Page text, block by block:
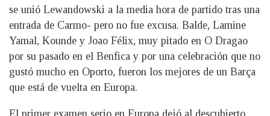
se unió Lewandowski a la media hora de partido tras una
entrada de Carmo- pero no fue excusa. Balde, Lamine
Yamal, Kounde y Joao Félix, muy pitado en O Dragao
por su pasado en el Benfica y por una celebración que no
gustó mucho en Oporto, fueron los mejores de un Barça
que está de vuelta en Europa.